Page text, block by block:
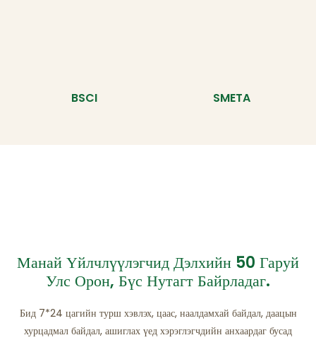
BSCI SMETA
Манай Үйлчлүүлэгчид Дэлхийн 50 Гаруй
Улс Орон, Бүс Нутагт Байрладаг.
Бид 7*24 цагийн турш хэвлэх, цаас, наалдамхай байдал, даацын
хурцадмал байдал, ашиглах үед хэрэглэгчдийн анхаардаг бусад